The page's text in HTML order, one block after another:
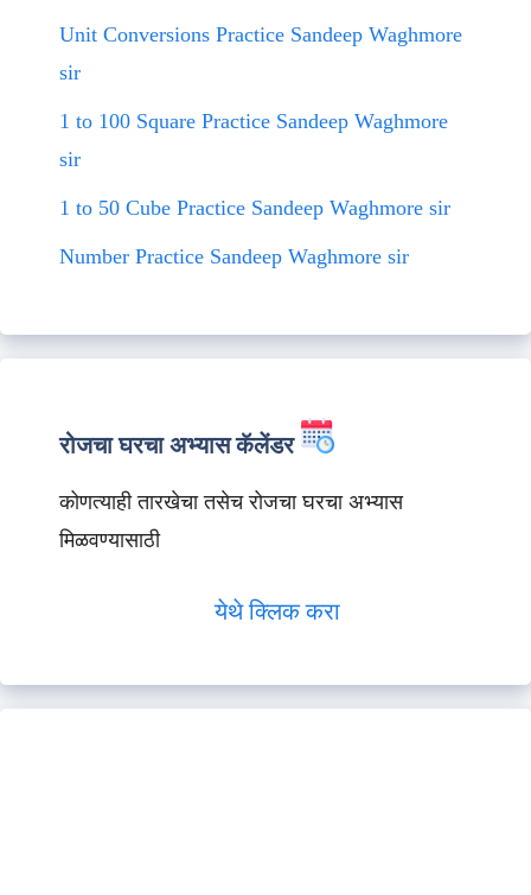
Unit Conversions Practice Sandeep Waghmore
sir
1 to 100 Square Practice Sandeep Waghmore
sir
1 to 50 Cube Practice Sandeep Waghmore sir
Number Practice Sandeep Waghmore sir
रोजचा घरचा अभ्यास कॅलेंडर
कोणत्याही तारखेचा तसेच रोजचा घरचा अभ्यास
मिळवण्यासाठी
येथे क्लिक करा